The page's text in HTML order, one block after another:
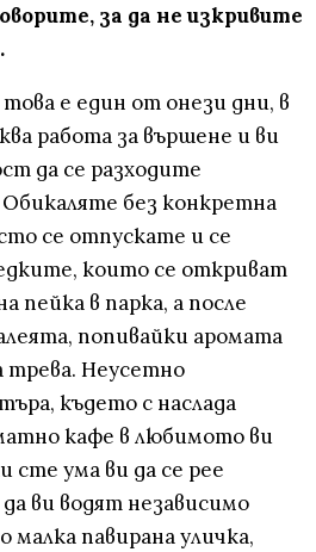
за да не изкривите
е един от онези дни, в
работа за вършене и ви
да се разходите
Обикаляте без конкретна
се отпускате и се
които се откриват
пейка в парка, а после
попивайки аромата
трева. Неусетно
където с наслада
кафе в любимото ви
сте ума ви да се рее
ви водят независимо
малка павирана уличка,